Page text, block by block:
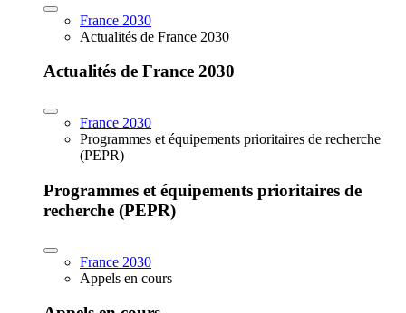
France 2030
Actualités de France 2030
Actualités de France 2030
France 2030
Programmes et équipements prioritaires de recherche
(PEPR)
Programmes et équipements prioritaires de
recherche (PEPR)
France 2030
Appels en cours